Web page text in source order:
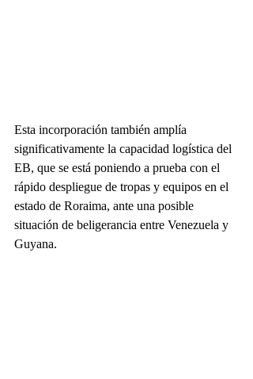
Esta incorporación también amplía
significativamente la capacidad logística del
EB, que se está poniendo a prueba con el
rápido despliegue de tropas y equipos en el
estado de Roraima, ante una posible
situación de beligerancia entre Venezuela y
Guyana.